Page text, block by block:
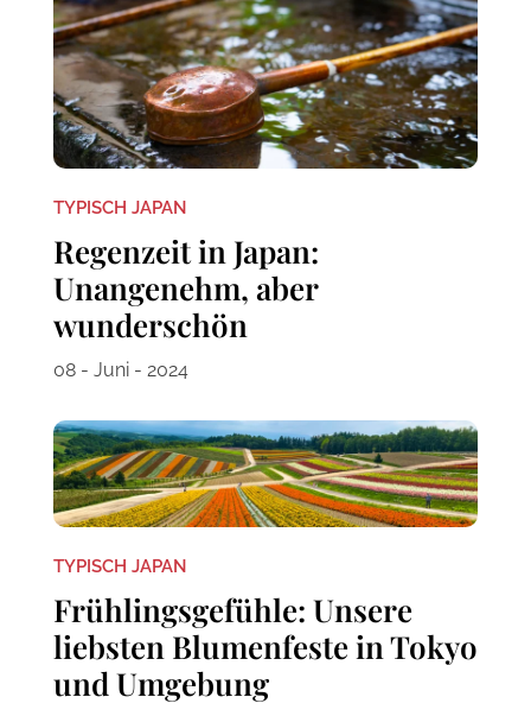
TYPISCH JAPAN
Regenzeit in Japan:
Unangenehm, aber
wunderschön
08 - Juni - 2024
TYPISCH JAPAN
Frühlingsgefühle: Unsere
liebsten Blumenfeste in Tokyo
und Umgebung